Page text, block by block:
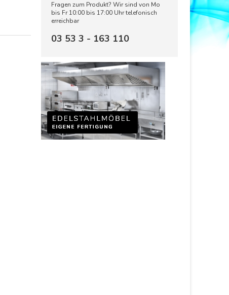
Fragen zum Produkt? Wir sind von Mo
bis Fr 10:00 bis 17:00 Uhr telefonisch
erreichbar
03 53 3 - 163 110